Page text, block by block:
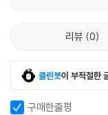
뉴 고블린, 그리고 스
보한 CG로 안방관객
최강 악당들과의 대결
히 스피드의 정점을 볼
영과 그래비티프리 테크
리뷰 0
클린봇이 부적절한
구매한줄평